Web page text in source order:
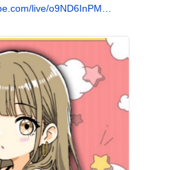
live/o9ND6InPM…